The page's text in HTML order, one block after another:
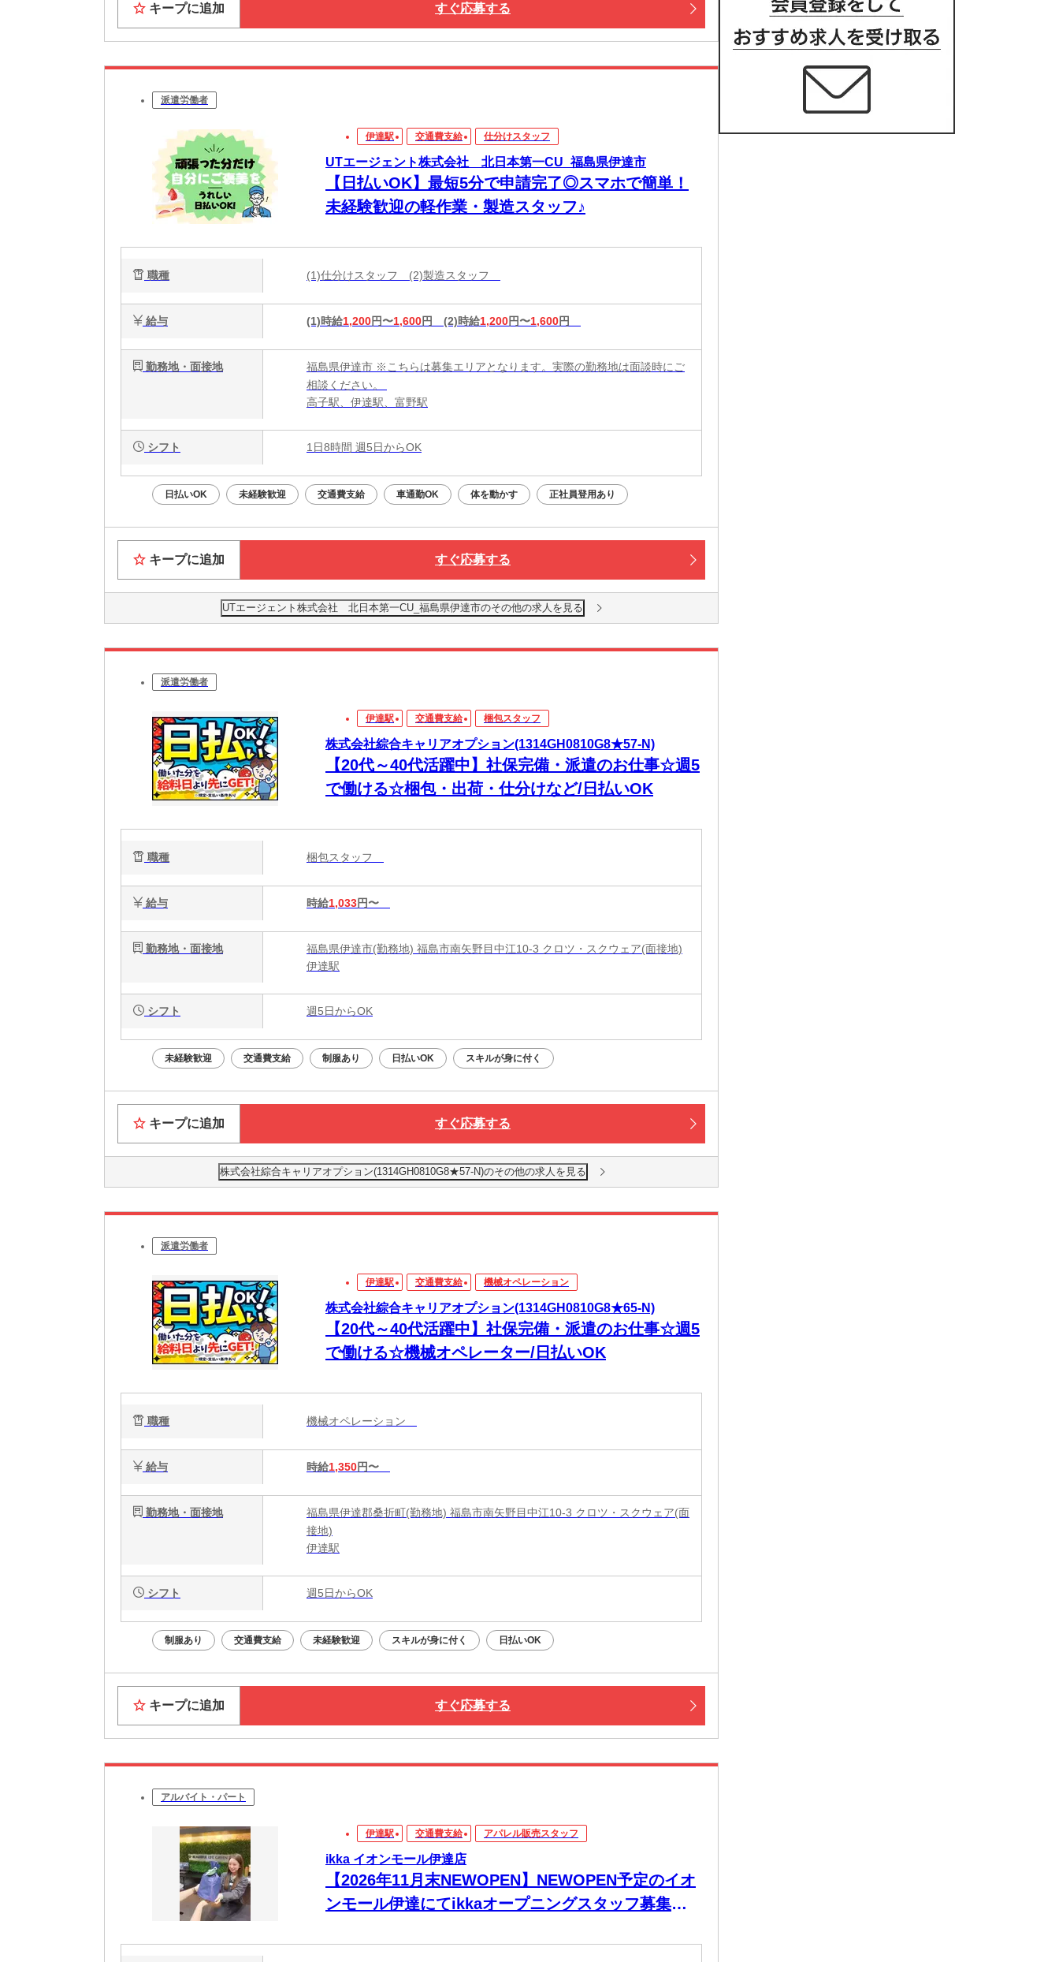
キープに追加 すぐ応募する
派遣労働者
伊達駅 交通費支給 仕分けスタッフ
UTエージェント株式会社 北日本第一CU_福島県伊達市
【日払いOK】最短5分で申請完了◎スマホで簡単！
未経験歓迎の軽作業・製造スタッフ♪
職種 (1)仕分けスタッフ (2)製造スタッフ
給与 (1)時給1,200円〜1,600円 (2)時給1,200円〜1,600円
勤務地・面接地
福島県伊達市 ※こちらは募集エリアとなります。実際の勤務地は面談時にご
相談ください。
高子駅、伊達駅、富野駅
シフト 1日8時間 週5日からOK
日払いOK 未経験歓迎 交通費支給 車通勤OK 体を動かす 正社員登用あり
キープに追加 すぐ応募する
UTエージェント株式会社 北日本第一CU_福島県伊達市のその他の求人を見る
派遣労働者
伊達駅 交通費支給 梱包スタッフ
株式会社綜合キャリアオプション(1314GH0810G8★57-N)
【20代～40代活躍中】社保完備・派遣のお仕事☆週5
で働ける☆梱包・出荷・仕分けなど/日払いOK
職種 梱包スタッフ
給与 時給1,033円〜
勤務地・面接地
福島県伊達市(勤務地) 福島市南矢野目中江10-3 クロツ・スクウェア(面接地)
伊達駅
シフト 週5日からOK
未経験歓迎 交通費支給 制服あり 日払いOK スキルが身に付く
キープに追加 すぐ応募する
株式会社綜合キャリアオプション(1314GH0810G8★57-N)のその他の求人を見る
派遣労働者
伊達駅 交通費支給 機械オペレーション
株式会社綜合キャリアオプション(1314GH0810G8★65-N)
【20代～40代活躍中】社保完備・派遣のお仕事☆週5
で働ける☆機械オペレーター/日払いOK
職種 機械オペレーション
給与 時給1,350円〜
勤務地・面接地
福島県伊達郡桑折町(勤務地) 福島市南矢野目中江10-3 クロツ・スクウェア(面
接地)
伊達駅
シフト 週5日からOK
制服あり 交通費支給 未経験歓迎 スキルが身に付く 日払いOK
キープに追加 すぐ応募する
アルバイト・パート
伊達駅 交通費支給 アパレル販売スタッフ
ikka イオンモール伊達店
【2026年11月末NEWOPEN】NEWOPEN予定のイオ
ンモール伊達にてikkaオープニングスタッフ募集！